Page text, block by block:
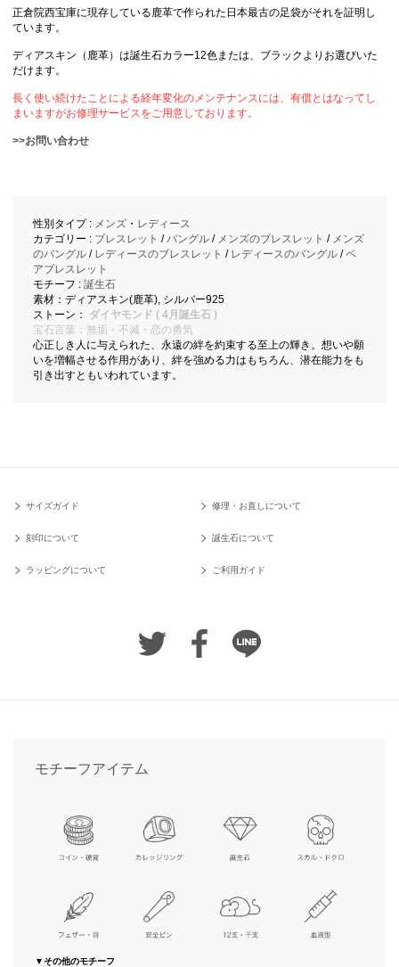
正倉院西宝庫に現存している鹿革で作られた日本最古の足袋がそれを証明し
ています。
ディアスキン（鹿革）は誕生石カラー12色または、ブラックよりお選びいた
だけます。
長く使い続けたことによる経年変化のメンテナンスには、有償とはなってし
まいますがお修理サービスをご用意しております。
>>お問い合わせ
性別タイプ : メンズ・ レディース
カテゴリー : ブレスレット / バングル/ メンズのブレスレット / メンズ
のバングル/ レディースのブレスレット / レディースのバングル/ペ
アブレスレット
モチーフ : 誕生石
素材：ディアスキン(鹿革), シルバー925
ストーン：
ダイヤモンド ( 4月誕生石 )
宝石言葉：無垢・不滅・恋の勇気
心正しき人に与えられた、永遠の絆を約束する至上の輝き。想いや願
いを増幅させる作用があり、絆を強める力はもちろん、潜在能力をも
引き出すともいわれています。
サイズガイド 修理・お直しについて
刻印について 誕生石について
ラッピングについて ご利用ガイド
モチーフアイテム
▼その他のモチーフ